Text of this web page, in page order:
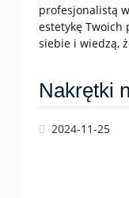
profesjonalistą
estetykę Twoich
siebie i wiedzą,
Nakrętki
2024-11-25